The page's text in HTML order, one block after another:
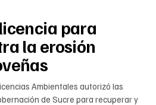
para
la erosión
Ambientales autorizó las
de Sucre para recuperar y